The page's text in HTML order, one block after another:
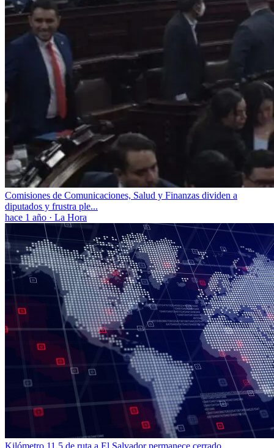
Comisiones de Comunicaciones, Salud y Finanzas dividen a
diputados y frustra ple...
hace 1 año · La Hora
Kilómetro 11.5 de ruta a El Salvador permanece cerrado